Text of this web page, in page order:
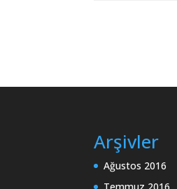
Arşivler
Ağustos 2016
Temmuz 2016